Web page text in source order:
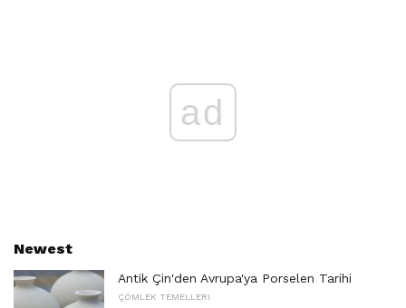
ad
Newest
Antik Çin'den Avrupa'ya Porselen Tarihi
ÇÖMLEK TEMELLERI